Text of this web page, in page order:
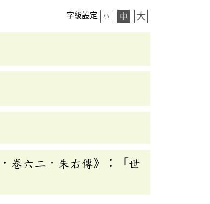
字級設定 小 中 大
卷六二．朱右傳》：「世